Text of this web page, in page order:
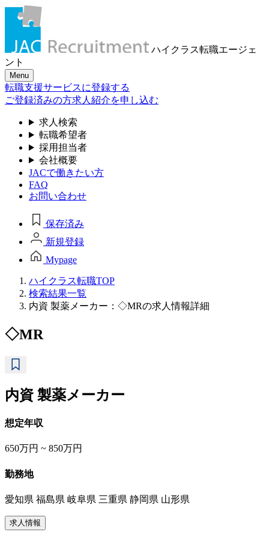
ハイクラス転職エージェ
ント
Menu
転職支援サービスに登録する
ご登録済みの方求人紹介を申し込む
求人検索
転職希望者
採用担当者
会社概要
JACで働きたい方
FAQ
お問い合わせ
保存済み
新規登録
Mypage
ハイクラス転職TOP
検索結果一覧
内資 製薬メーカー：◇MRの求人情報詳細
◇MR
内資 製薬メーカー
想定年収
650万円 ~ 850万円
勤務地
愛知県 福島県 岐阜県 三重県 静岡県 山形県
求人情報